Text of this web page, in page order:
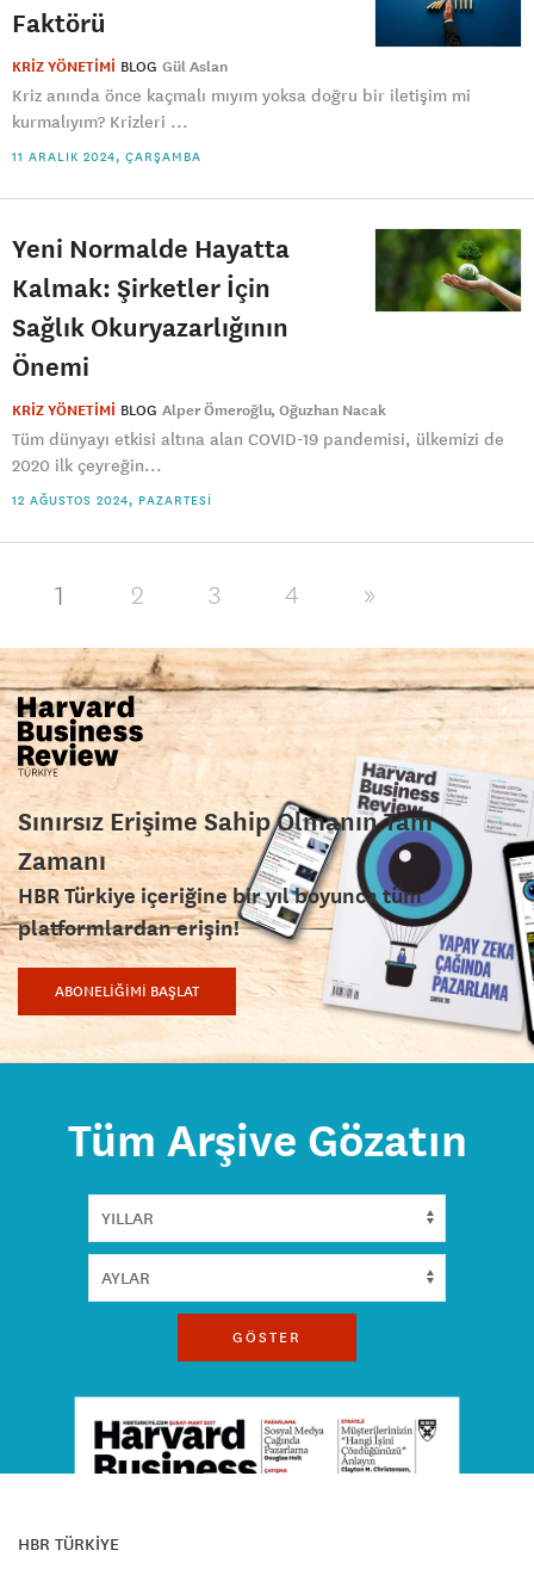
Faktörü
KRİZ YÖNETİMİ BLOG Gül Aslan
Kriz anında önce kaçmalı mıyım yoksa doğru bir iletişim mi
kurmalıyım? Krizleri ...
11 ARALIK 2024, ÇARŞAMBA
Yeni Normalde Hayatta
Kalmak: Şirketler İçin
Sağlık Okuryazarlığının
Önemi
KRİZ YÖNETİMİ BLOG Alper Ömeroğlu Oğuzhan Nacak
Tüm dünyayı etkisi altına alan COVID-19 pandemisi, ülkemizi de
2020 ilk çeyreğin...
12 AĞUSTOS 2024, PAZARTESI
1 2 3 4 »
Sınırsız Erişime Sahip Olmanın Tam
Zamanı
HBR Türkiye içeriğine bir yıl boyunca tüm
platformlardan erişin!
ABONELİĞİMİ BAŞLAT
Tüm Arşive Gözatın
GÖSTER
HBR TÜRKİYE